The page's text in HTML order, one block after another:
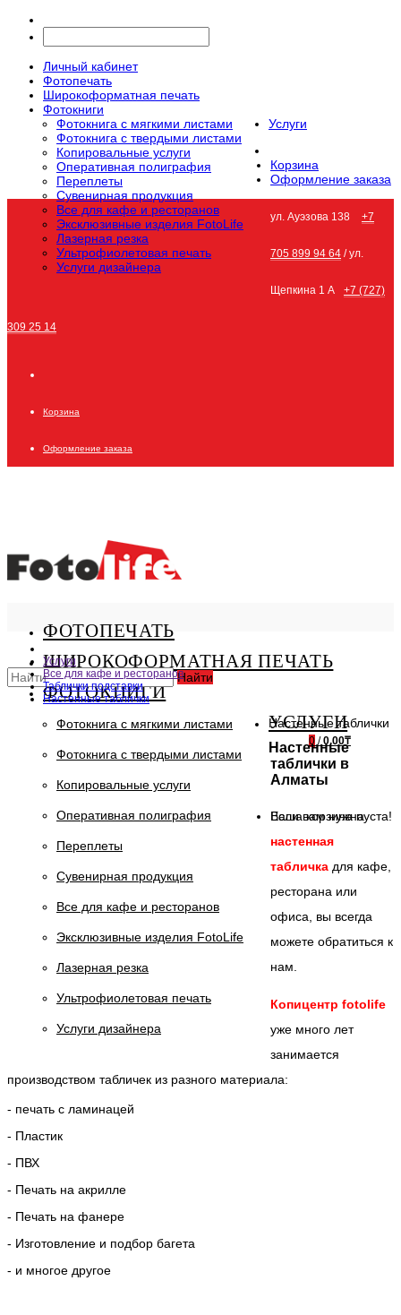
Личный кабинет
Фотопечать
Широкоформатная печать
Фотокниги
Фотокнига с мягкими листами
Фотокнига с твердыми листами
Услуги
Копировальные услуги
Оперативная полиграфия
Переплеты
Сувенирная продукция
Все для кафе и ресторанов
Эксклюзивные изделия FotoLife
Лазерная резка
Ультрофиолетовая печать
Услуги дизайнера
Корзина
Оформление заказа
ул. Ауэзова 138 +7
705 899 94 64 / ул.
Щепкина 1 А +7 (727)
309 25 14
Корзина
Оформление заказа
ФОТОПЕЧАТЬ
ШИРОКОФОРМАТНАЯ ПЕЧАТЬ
ФОТОКНИГИ
Фотокнига с мягкими листами
Фотокнига с твердыми листами
УСЛУГИ
Копировальные услуги
Оперативная полиграфия
Переплеты
Сувенирная продукция
Все для кафе и ресторанов
Эксклюзивные изделия FotoLife
Лазерная резка
Ультрофиолетовая печать
Услуги дизайнера
Найти
0 / 0.00₸
Ваша корзина пуста!
Услуги
Все для кафе и ресторанов
Таблички подставки
Настенные таблички
Настенные таблички
Настенные
таблички в
Алматы
Если вам нужна
настенная
табличка для кафе,
ресторана или
офиса, вы всегда
можете обратиться к
нам.
Копицентр fotolife
уже много лет
занимается
производством табличек из разного материала:
- печать с ламинацей
- Пластик
- ПВХ
- Печать на акрилле
- Печать на фанере
- Изготовление и подбор багета
- и многое другое